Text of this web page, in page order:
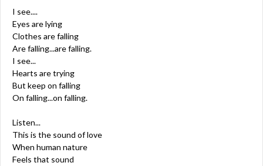
I see....
Eyes are lying
Clothes are falling
Are falling...are falling.
I see...
Hearts are trying
But keep on falling
On falling...on falling.
Listen...
This is the sound of love
When human nature
Feels that sound